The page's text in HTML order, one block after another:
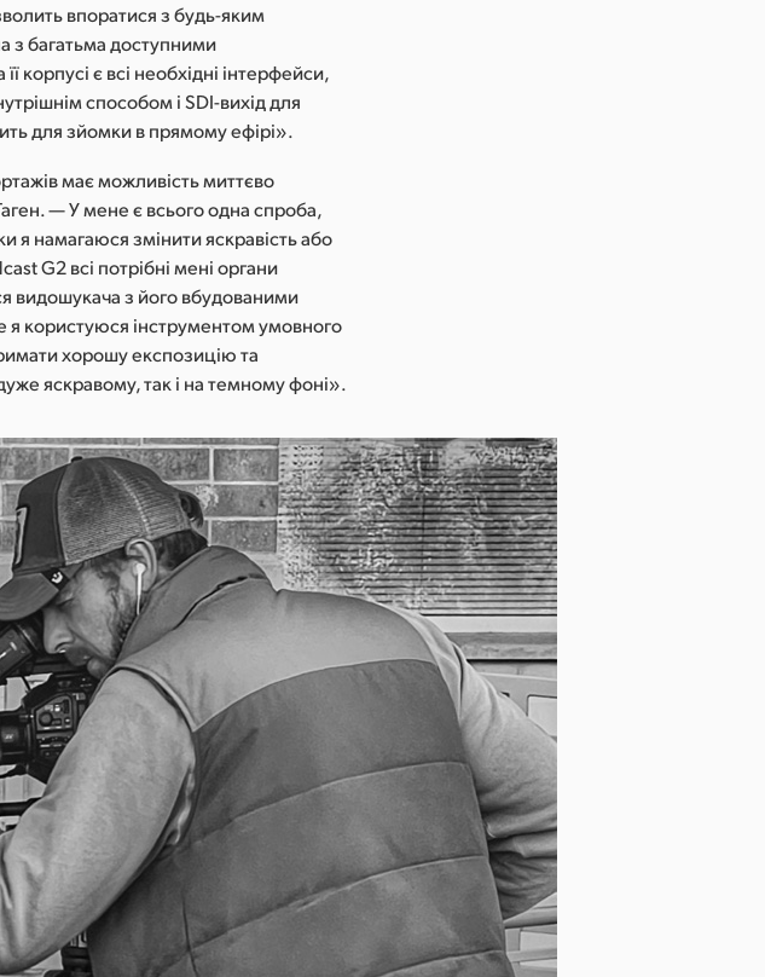
впоратися з будь-яким
з багатьма доступними
корпусі є всі необхідні інтерфейси,
способом і SDI-вихід для
для зйомки в прямому ефірі».
має можливість миттєво
— У мене є всього одна спроба,
я намагаюся змінити яскравість або
G2 всі потрібні мені органи
видошукача з його вбудованими
користуюся інструментом умовного
хорошу експозицію та
яскравому, так і на темному фоні».